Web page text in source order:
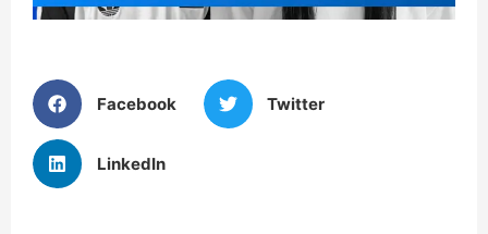
Facebook Twitter
LinkedIn